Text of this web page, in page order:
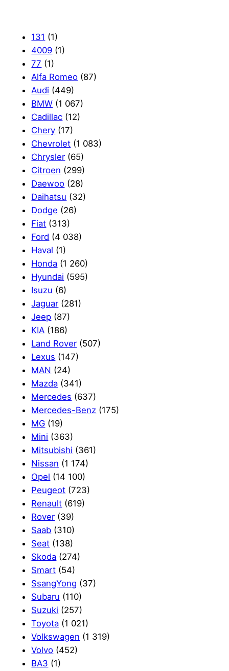
131 (1)
4009 (1)
77 (1)
Alfa Romeo (87)
Audi (449)
BMW (1 067)
Cadillac (12)
Chery (17)
Chevrolet (1 083)
Chrysler (65)
Citroen (299)
Daewoo (28)
Daihatsu (32)
Dodge (26)
Fiat (313)
Ford (4 038)
Haval (1)
Honda (1 260)
Hyundai (595)
Isuzu (6)
Jaguar (281)
Jeep (87)
KIA (186)
Land Rover (507)
Lexus (147)
MAN (24)
Mazda (341)
Mercedes (637)
Mercedes-Benz (175)
MG (19)
Mini (363)
Mitsubishi (361)
Nissan (1 174)
Opel (14 100)
Peugeot (723)
Renault (619)
Rover (39)
Saab (310)
Seat (138)
Skoda (274)
Smart (54)
SsangYong (37)
Subaru (110)
Suzuki (257)
Toyota (1 021)
Volkswagen (1 319)
Volvo (452)
ВАЗ (1)